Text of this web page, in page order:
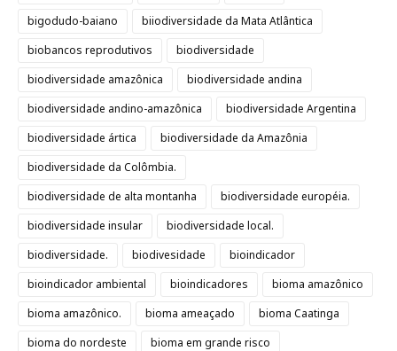
bigodudo-baiano
biiodiversidade da Mata Atlântica
biobancos reprodutivos
biodiversidade
biodiversidade amazônica
biodiversidade andina
biodiversidade andino-amazônica
biodiversidade Argentina
biodiversidade ártica
biodiversidade da Amazônia
biodiversidade da Colômbia.
biodiversidade de alta montanha
biodiversidade européia.
biodiversidade insular
biodiversidade local.
biodiversidade.
biodivesidade
bioindicador
bioindicador ambiental
bioindicadores
bioma amazônico
bioma amazônico.
bioma ameaçado
bioma Caatinga
bioma do nordeste
bioma em grande risco